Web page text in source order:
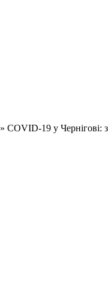
» COVID-19 у Чернігові: